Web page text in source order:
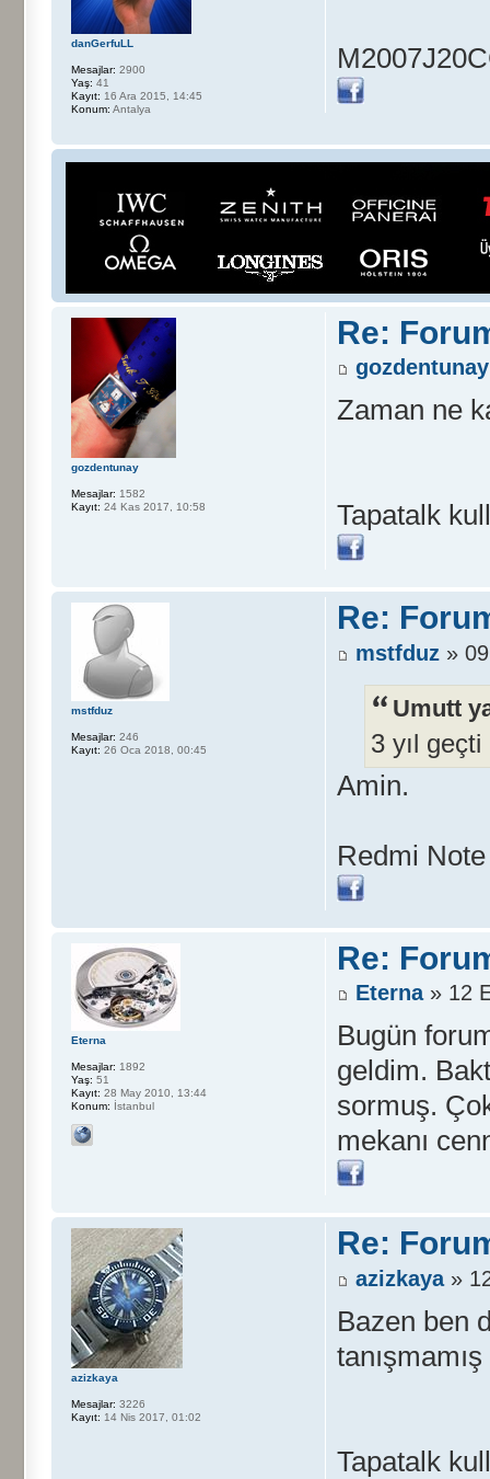
danGerfuLL
Mesajlar: 2900
Yaş: 41
Kayıt: 16 Ara 2015, 14:45
Konum: Antalya
Re:
gozdentunay
Zaman ne
Tapatalk
gozdentunay
Mesajlar: 1582
Kayıt: 24 Kas 2017, 10:58
Re:
mstfduz »
Umutt
3 yıl
Amin.
Redmi
mstfduz
Mesajlar: 246
Kayıt: 26 Oca 2018, 00:45
Re:
Eterna» 12
Bugün
geldim.
sormuş.
mekanı
Eterna
Mesajlar: 1892
Yaş: 51
Kayıt: 28 May 2010, 13:44
Konum: İstanbul
Re:
azizkaya»
Bazen ben
Tapatalk
azizkaya
Mesajlar: 3226
Kayıt: 14 Nis 2017, 01:02